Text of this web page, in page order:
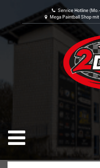
Service Hotline
Mega Paintball Shop